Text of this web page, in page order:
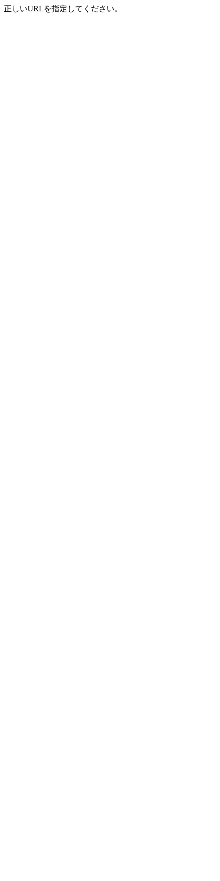
正しいURLを指定してください。